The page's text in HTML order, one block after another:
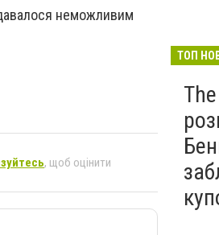
неможливим
, щоб оцінити
ТОП